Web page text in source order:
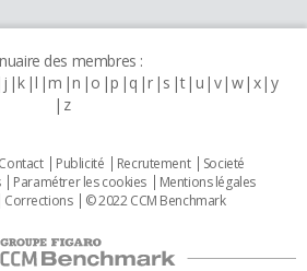
des membres :
j k l m n o p q r s t u v w x y
z
Contact Publicité Recrutement
Societé
Paramétrer les cookies
Mentions légales
Corrections © 2022 CCM Benchmark